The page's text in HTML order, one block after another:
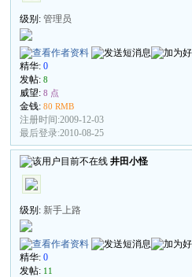
级别:管理员
精华:0
发帖:8
威望:8 点
金钱:80 RMB
注册时间:2009-12-03
最后登录:2010-08-25
井田小怪
级别: 新手上路
精华:0
发帖: 11